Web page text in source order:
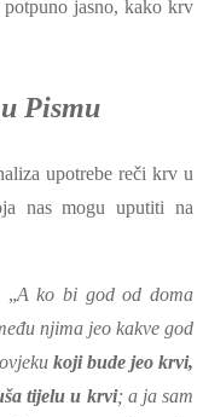
jasno, kako krv
Pismu
upotrebe reči krv u
nas mogu uputiti na
„A ko bi god od doma
njima jeo kakve god
koji bude jeo krvi,
tijelu u krvi; a ja sam